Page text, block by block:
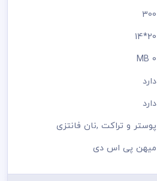
300
20*14
0 MB
دارد
دارد
پوستر و تراکت,نان فانتزی
میهن پی اس دی